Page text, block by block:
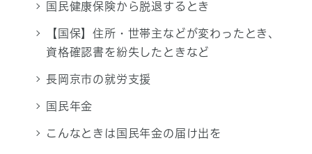
国民健康保険から脱退するとき
【国保】住所・世帯主などが変わったとき、
資格確認書を紛失したときなど
長岡京市の就労支援
国民年金
こんなときは国民年金の届け出を